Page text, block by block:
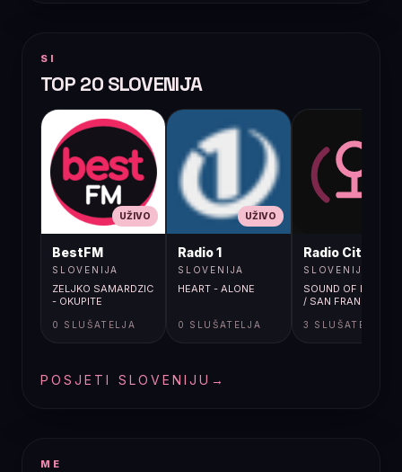
SI
TOP 20 SLOVENIJA
UŽIVO
BestFM
SLOVENIJA
ZELJKO SAMARDZIC
- OKUPITE
0 SLUŠATELJA
UŽIVO
Radio 1
SLOVENIJA
HEART - ALONE
0 SLUŠATELJA
Radio City
SLOVENIJA
SOUND OF LEGEND
/ SAN FRANCISO
3 SLUŠATELJA
POSJETI SLOVENIJU →
ME